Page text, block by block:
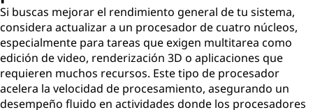
Si buscas mejorar el rendimiento general de tu sistema,
considera actualizar a un procesador de cuatro núcleos,
especialmente para tareas que exigen multitarea como
edición de video, renderización 3D o aplicaciones que
requieren muchos recursos. Este tipo de procesador
acelera la velocidad de procesamiento, asegurando un
desempeño fluido en actividades donde los procesadores